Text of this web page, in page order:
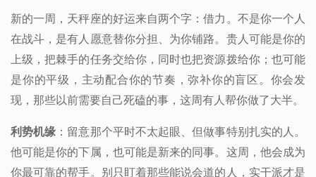
新的一周，天秤座的好运来自两个字：借力。不是你一个人
在战斗，是有人愿意替你分担、为你铺路。贵人可能是你的
上级，把棘手的任务交给你，同时也把资源拨给你；也可能
是你的平级，主动配合你的节奏，弥补你的盲区。你会发
现，那些以前需要自己死磕的事，这周有人帮你做了大半。
利势机缘 ：留意那个平时不太起眼、但做事特别扎实的人。
他可能是你的下属，也可能是新来的同事。这周，他会成为
你最可靠的帮手。别只盯着那些能说会道的人，实干派才是